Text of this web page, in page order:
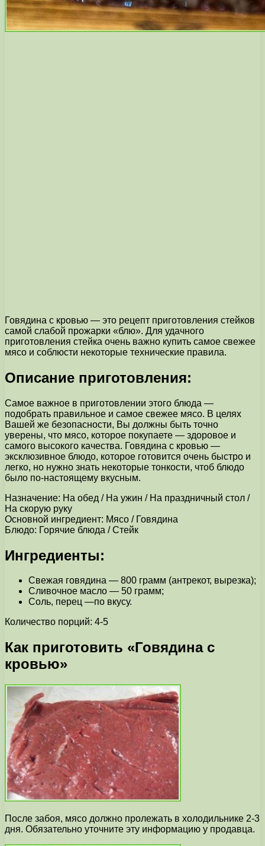
Говядина с кровью — это рецепт приготовления стейков
самой слабой прожарки «блю». Для удачного
приготовления стейка очень важно купить самое свежее
мясо и соблюсти некоторые технические правила.
Описание приготовления:
Самое важное в приготовлении этого блюда —
подобрать правильное и самое свежее мясо. В целях
Вашей же безопасности, Вы должны быть точно
уверены, что мясо, которое покупаете — здоровое и
самого высокого качества. Говядина с кровью —
эксклюзивное блюдо, которое готовится очень быстро и
легко, но нужно знать некоторые тонкости, чтоб блюдо
было по-настоящему вкусным.
Назначение: На обед / На ужин / На праздничный стол /
На скорую руку
Основной ингредиент: Мясо / Говядина
Блюдо: Горячие блюда / Стейк
Ингредиенты:
Свежая говядина — 800 грамм (антрекот, вырезка);
Сливочное масло — 50 грамм;
Соль, перец —по вкусу.
Количество порций: 4-5
Как приготовить «Говядина с
кровью»
После забоя, мясо должно пролежать в холодильнике 2-3
дня. Обязательно уточните эту информацию у продавца.